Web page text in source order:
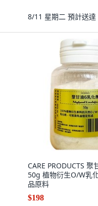
8/11 星期二 預計送達
CARE PRODUCTS 聚
50g 植物衍生O/W乳
品原料
$198